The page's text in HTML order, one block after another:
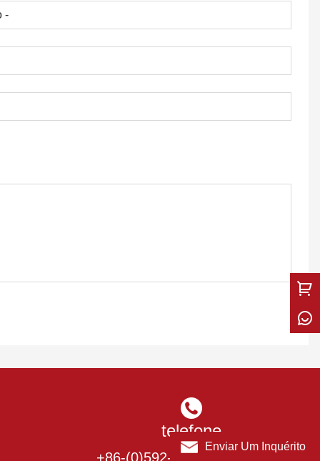
telefone
+86-(0)592-5736603/5993973
Enviar Um Inquérito